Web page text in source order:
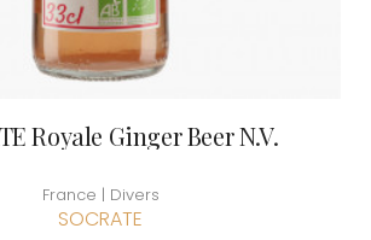
Royale Ginger Beer N.V.
France | Divers
SOCRATE